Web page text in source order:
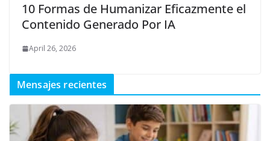
10 Formas de Humanizar Eficazmente el
Contenido Generado Por IA
April 26, 2026
Mensajes recientes